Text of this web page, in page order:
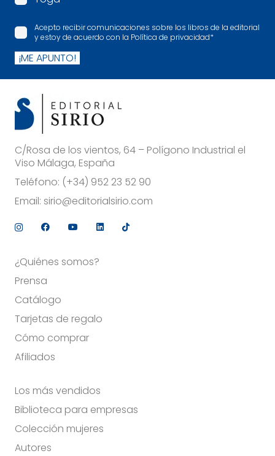
Acepto recibir comunicaciones sobre los libros de la editorial
y estoy de acuerdo con la Política de privacidad*
¡ME APUNTO!
C/Rosa de los vientos, 64 – Polígono Industrial el
Viso Málaga, España
Teléfono: (+34) 952 23 52 90
Email: sirio@editorialsirio.com
¿Quiénes somos?
Prensa
Catálogo
Tarjetas de regalo
Cómo comprar
Afiliados
Los más vendidos
Biblioteca para empresas
Colección mujeres
Autores